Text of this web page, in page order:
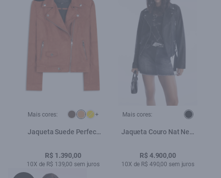
Mais cores: +
Jaqueta Suede Perfect
R$ 1.390,00
10X de R$ 139,00 sem juros
Mais cores:
Jaqueta Couro Nat New
R$ 4.900,00
10X de R$ 490,00 sem juros